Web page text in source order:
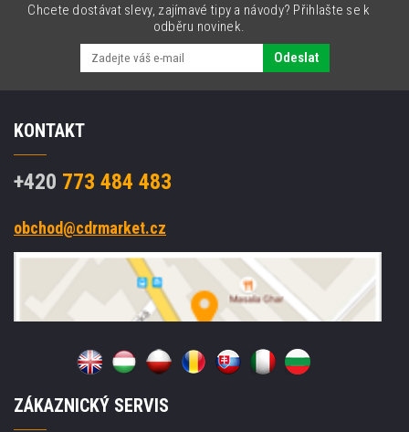
Chcete dostávat slevy, zajímavé tipy a návody? Přihlašte se k
odběru novinek.
Odeslat
KONTAKT
+420 773 484 483
obchod@cdrmarket.cz
ZÁKAZNICKÝ SERVIS